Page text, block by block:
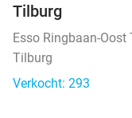
Tilburg
Esso Ringbaan-Oost
Tilburg
Verkocht: 293